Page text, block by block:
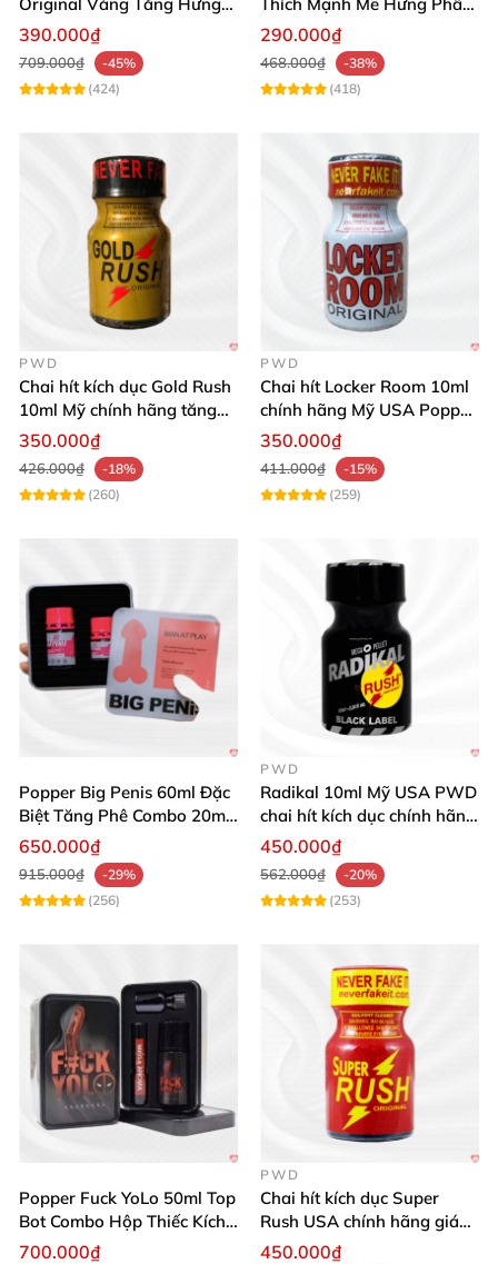
Phấn Mạnh 10ml
390.000₫
709.000₫
-45%
(424)
Tức Thì
290.000₫
468.000₫
-38%
(418)
PWD
Chai hít kích dục Gold Rush
10ml Mỹ chính hãng tăng
khoái cảm
350.000₫
426.000₫
-18%
(260)
PWD
Chai hít Locker Room 10ml
chính hãng Mỹ USA Popper
mạnh mẽ kích thích
350.000₫
411.000₫
-15%
(259)
Popper Big Penis 60ml Đặc
Biệt Tăng Phê Combo 20ml
40ml
650.000₫
915.000₫
-29%
(256)
PWD
Radikal 10ml Mỹ USA PWD
chai hít kích dục chính hãng
siêu mạnh
450.000₫
562.000₫
-20%
(253)
Popper Fuck YoLo 50ml Top
Bot Combo Hộp Thiếc Kích
Thích Mua
700.000₫
PWD
Chai hít kích dục Super
Rush USA chính hãng giá
tốt
450.000₫